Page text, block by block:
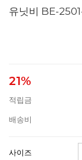
유닛비 BE-
21%
적립금
배송비
사이즈